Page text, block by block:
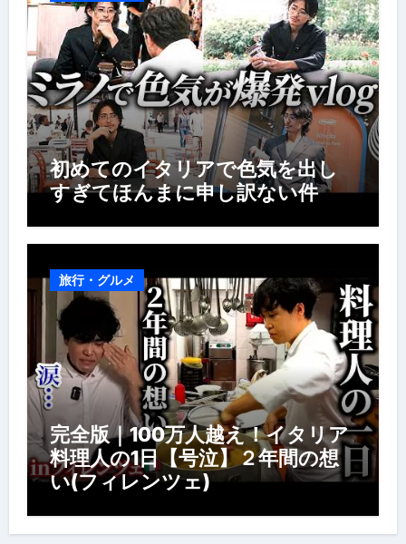
初めてのイタリアで色気を出し
すぎてほんまに申し訳ない件
旅行・グルメ
完全版｜100万人越え！イタリア
料理人の1日【号泣】２年間の想
い(フィレンツェ)